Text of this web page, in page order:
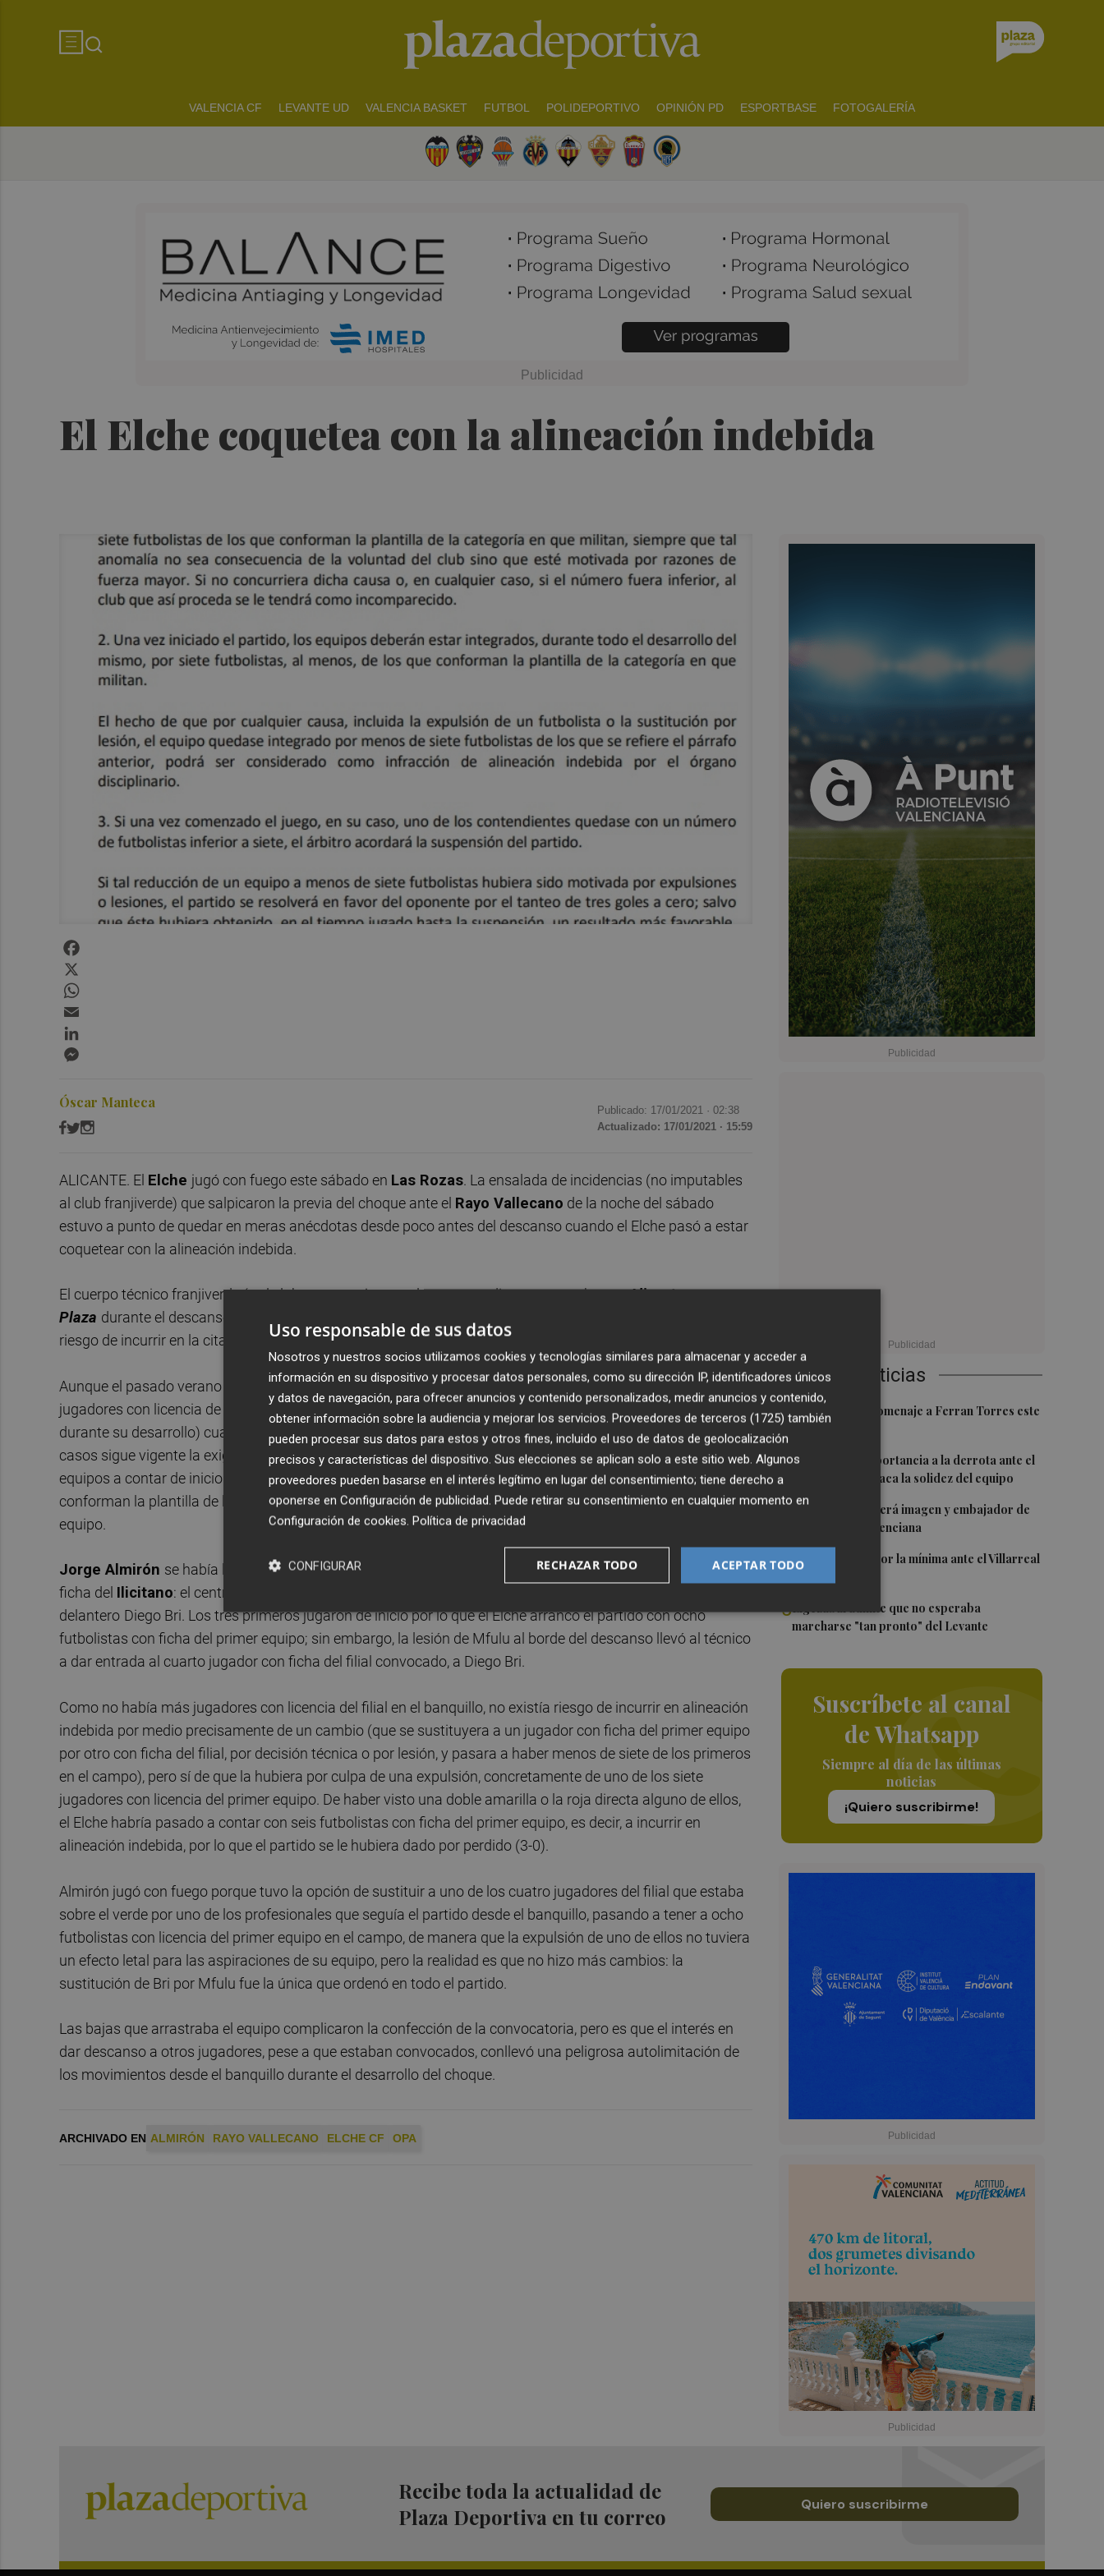
VALENCIA CF LEVANTE UD VALENCIA BASKET FUTBOL POLIDEPORTIVO OPINIÓN PD ESPORTBASE FOTOGALERÍA
El Elche coquetea con la alineación indebida
Últimas Noticias
1 Foios rendirá homenaje a Ferran Torres este
2Sotelo resta importancia a la derrota ante el
Villarreal y destaca la solidez del equipo
3 Ferran Torres será imagen y embajador de
la Comunitat Valenciana
4El Levante cae por la mínima ante el Villarreal
5Elgezabal admite que no esperaba
marcharse "tan pronto" del Levante
Suscríbete al canal
de Whatsapp
Siempre al día de las últimas
noticias
¡Quiero suscribirme!
Óscar Manteca Publicado: 17/01/2021 · 02:38
Actualizado: 17/01/2021 · 15:59
ALICANTE. El Elche jugó con fuego este sábado en Las Rozas. La ensalada de incidencias (no imputables
al club franjiverde) que salpicaron la previa del choque ante el Rayo Vallecano de la noche del sábado
estuvo a punto de quedar en meras anécdotas desde poco antes del descanso cuando el Elche pasó a estar
coquetear con la alineación indebida.
El cuerpo técnico franjiverde (y el club en su conjunto, tal y como pudimos comprobar enAlicante
Plaza durante el descanso) demostró que conocía la reglamentación, pero eso no impidió que se corriera el
riesgo de incurrir en la citada falta a partir del minuto 43, cuando'Nuke' Mfulu
Aunque el pasado verano la Real Federación Española de Fútbol rebajaba a cinco el número mínimo de
jugadores con licencia de la primera plantilla para poder disputar un partido (y que han de estar en el campo
durante su desarrollo) cuando haya positivos por
Covid-19(que se lo digan alGranada), en el resto de
casos sigue vigente la exigencia recogida en elartículo 223delReglamento General, que obliga a los
equipos a contar de inicio y durante el desarrollo de los encuentros con "siete futbolistas de los que
conforman la plantilla de la categoría en que militan", es decir, con siete futbolistas con licencia del primer
equipo.
Jorge Almirón se había llevado a 20 jugadores hasta
, entre los que se encontraban cuatro con
ficha del Ilicitano: el central
delantero Diego Bri. Los tres primeros jugaron de inicio por lo que el Elche arrancó el partido con ocho
futbolistas con ficha del primer equipo; sin embargo, la lesión de Mfulu al borde del descanso llevó al técnico
a dar entrada al cuarto jugador con ficha del filial convocado, a Diego Bri.
Como no había más jugadores con licencia del filial en el banquillo, no existía riesgo de incurrir en alineación
indebida por medio precisamente de un cambio (que se sustituyera a un jugador con ficha del primer equipo
por otro con ficha del filial, por decisión técnica o por lesión, y pasara a haber menos de siete de los primeros
en el campo), pero sí de que la hubiera por culpa de una expulsión, concretamente de uno de los siete
jugadores con licencia del primer equipo. De haber visto una doble amarilla o la roja directa alguno de ellos,
el Elche habría pasado a contar con seis futbolistas con ficha del primer equipo, es decir, a incurrir en
alineación indebida, por lo que el partido se le hubiera dado por perdido (3-0).
Almirón jugó con fuego porque tuvo la opción de sustituir a uno de los cuatro jugadores del filial que estaba
sobre el verde por uno de los profesionales que seguía el partido desde el banquillo, pasando a tener a ocho
futbolistas con licencia del primer equipo en el campo, de manera que la expulsión de uno de ellos no tuviera
un efecto letal para las aspiraciones de su equipo, pero la realidad es que no hizo más cambios: la
sustitución de Bri por Mfulu fue la única que ordenó en todo el partido.
Las bajas que arrastraba el equipo complicaron la confección de la convocatoria, pero es que el interés en
dar descanso a otros jugadores, pese a que estaban convocados, conllevó una peligrosa autolimitación de
los movimientos desde el banquillo durante el desarrollo del choque.
ARCHIVADO EN ALMIRÓN RAYO VALLECANO ELCHE CF OPA
Recibe toda la actualidad de
Plaza Deportiva en tu correo
Quiero suscribirme
Uso responsable de sus datos
Nosotros y nuestros socios utilizamos cookies y tecnologías similares para almacenar y acceder a
información en su dispositivo y procesar datos personales, como su dirección IP, identificadores únicos
y datos de navegación, para ofrecer anuncios y contenido personalizados, medir anuncios y contenido,
obtener información sobre la audiencia y mejorar los servicios. Proveedores de terceros (1725) también
pueden procesar sus datos para estos y otros fines, incluido el uso de datos de geolocalización
precisos y características del dispositivo. Sus elecciones se aplican solo a este sitio web. Algunos
proveedores pueden basarse en el interés legítimo en lugar del consentimiento; tiene derecho a
oponerse en Configuración de publicidad. Puede retirar su consentimiento en cualquier momento en
Configuración de cookies. Política de privacidad
ACEPTAR TODO
RECHAZAR TODO
CONFIGURAR